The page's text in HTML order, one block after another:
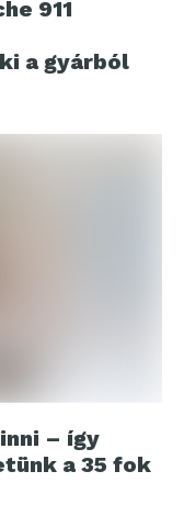
911
a gyárból
– így
a 35 fok